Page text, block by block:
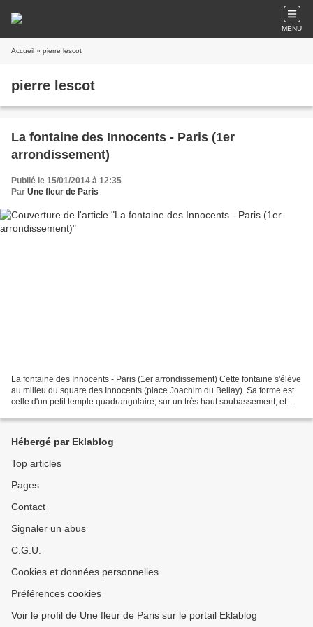
MENU
Accueil » pierre lescot
pierre lescot
La fontaine des Innocents - Paris (1er
arrondissement)
Publié le 15/01/2014 à 12:35
Par Une fleur de Paris
La fontaine des Innocents - Paris (1er arrondissement) Cette fontaine s'élève
au milieu du square des Innocents (place Joachim du Bellay). Sa forme est
celle d'un petit temple quadrangulaire, sur un très haut soubassement, et
Hébergé par Eklablog
Top articles
Pages
Contact
Signaler un abus
C.G.U.
Cookies et données personnelles
Préférences cookies
Voir le profil de Une fleur de Paris sur le portail Eklablog